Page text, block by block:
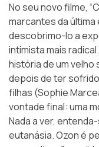
No seu novo filme,
marcantes da última
descobrimo-lo a
intimista mais
história de um velho
depois de ter
filhas (Sophie
vontade final: uma
Nada a ver,
eutanásia. Ozon é